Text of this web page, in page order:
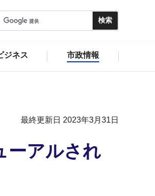
ジネス 市政情報
最終更新日 2023年3月31日
ーアルされ